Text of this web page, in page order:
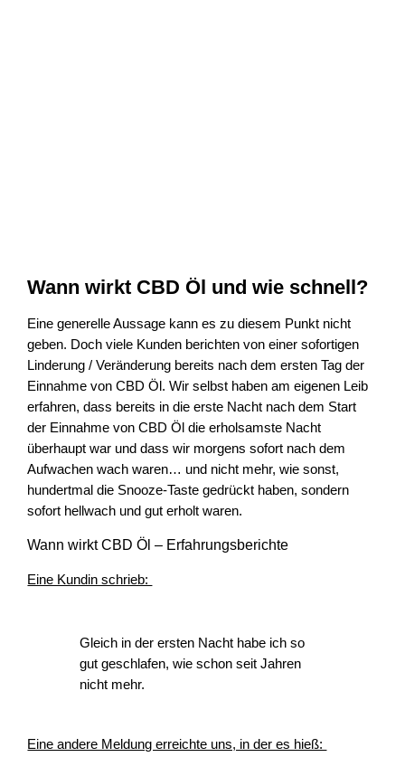
Wann wirkt CBD Öl und wie schnell?
Eine generelle Aussage kann es zu diesem Punkt nicht
geben. Doch viele Kunden berichten von einer sofortigen
Linderung / Veränderung bereits nach dem ersten Tag der
Einnahme von CBD Öl. Wir selbst haben am eigenen Leib
erfahren, dass bereits in die erste Nacht nach dem Start
der Einnahme von CBD Öl die erholsamste Nacht
überhaupt war und dass wir morgens sofort nach dem
Aufwachen wach waren… und nicht mehr, wie sonst,
hundertmal die Snooze-Taste gedrückt haben, sondern
sofort hellwach und gut erholt waren.
Wann wirkt CBD Öl – Erfahrungsberichte
Eine Kundin schrieb:
Gleich in der ersten Nacht habe ich so
gut geschlafen, wie schon seit Jahren
nicht mehr.
Eine andere Meldung erreichte uns, in der es hieß: